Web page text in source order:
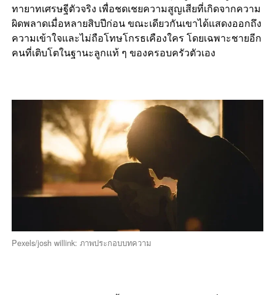
ทายาทเศรษฐีตัวจริง เพื่อชดเชยความสูญเสียที่เกิดจากความ
ผิดพลาดเมื่อหลายสิบปีก่อน ขณะเดียวกันเขาได้แสดงออกถึง
ความเข้าใจและไม่ถือโทษโกรธเคืองใคร โดยเฉพาะชายอีก
คนที่เติบโตในฐานะลูกแท้ ๆ ของครอบครัวตัวเอง
Pexels/josh willink: ภาพประกอบบทความ